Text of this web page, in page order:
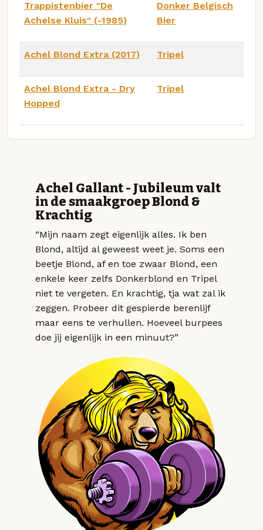
Trappistenbier "De
Achelse Kluis" (-1985)
Donker Belgisch
Bier
Achel Blond Extra (2017) Tripel
Achel Blond Extra - Dry
Hopped
Tripel
Achel Gallant - Jubileum valt
in de smaakgroep Blond &
Krachtig
“Mijn naam zegt eigenlijk alles. Ik ben
Blond, altijd al geweest weet je. Soms een
beetje Blond, af en toe zwaar Blond, een
enkele keer zelfs Donkerblond en Tripel
niet te vergeten. En krachtig, tja wat zal ik
zeggen. Probeer dit gespierde berenlijf
maar eens te verhullen. Hoeveel burpees
doe jij eigenlijk in een minuut?”